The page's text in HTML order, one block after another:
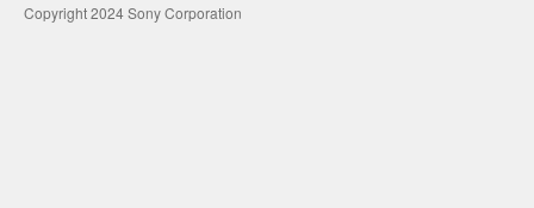
Copyright 2024 Sony Corporation